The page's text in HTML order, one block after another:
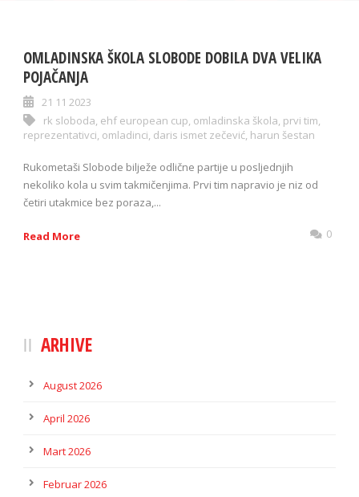
OMLADINSKA ŠKOLA SLOBODE DOBILA DVA VELIKA
POJAČANJA
21 11 2023
rk sloboda, ehf european cup, omladinska škola, prvi tim,
reprezentativci, omladinci, daris ismet zečević, harun šestan
Rukometaši Slobode bilježe odlične partije u posljednjih
nekoliko kola u svim takmičenjima. Prvi tim napravio je niz od
četiri utakmice bez poraza,...
Read More 0
ARHIVE
August 2026
April 2026
Mart 2026
Februar 2026